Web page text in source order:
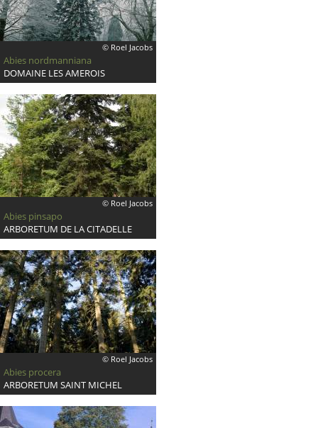
© Roel Jacobs
Abies nordmanniana
DOMAINE LES AMEROIS
© Roel Jacobs
Abies pinsapo
ARBORETUM DE LA CITADELLE
© Roel Jacobs
Abies procera
ARBORETUM SAINT MICHEL